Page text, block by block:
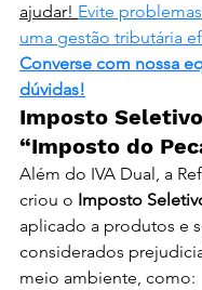
ajudar! Evite
uma gestão tributária
Converse com nossa
dúvidas!
Imposto
“Imposto do
Além do IVA Dual, a
criou o Imposto
aplicado a produtos e
considerados
meio ambiente, como: